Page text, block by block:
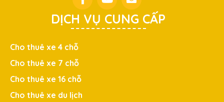
DỊCH VỤ CUNG CẤP
Cho thuê xe 4 chỗ
Cho thuê xe 7 chỗ
Cho thuê xe 16 chỗ
Cho thuê xe du lịch